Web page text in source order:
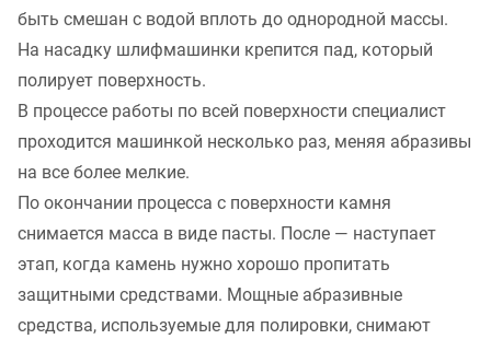
быть смешан с водой вплоть до однородной массы.
На насадку шлифмашинки крепится пад, который
полирует поверхность.
В процессе работы по всей поверхности специалист
проходится машинкой несколько раз, меняя абразивы
на все более мелкие.
По окончании процесса с поверхности камня
снимается масса в виде пасты. После — наступает
этап, когда камень нужно хорошо пропитать
защитными средствами. Мощные абразивные
средства, используемые для полировки, снимают